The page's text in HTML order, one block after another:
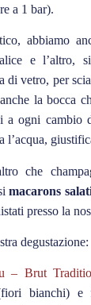
a 1 bar).
abbiamo
e l’altro,
di vetro, per
la bocca
a ogni cambio
l’acqua,
che
macarons
presso la
degustazione:
– Brut
bianchi) e